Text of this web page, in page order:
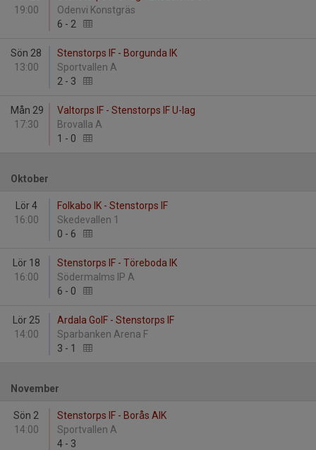
19:00
Odenvi Konstgräs
6 - 2
Sön 28
13:00
Stenstorps IF - Borgunda IK
Sportvallen A
2 - 3
Mån 29
17:30
Valtorps IF - Stenstorps IF U-lag
Brovalla A
1 - 0
Oktober
Lör 4
16:00
Folkabo IK - Stenstorps IF
Skedevallen 1
0 - 6
Lör 18
16:00
Stenstorps IF - Töreboda IK
Södermalms IP A
6 - 0
Lör 25
14:00
Ardala GoIF - Stenstorps IF
Sparbanken Arena F
3 - 1
November
Sön 2
14:00
Stenstorps IF - Borås AIK
Sportvallen A
4 - 3